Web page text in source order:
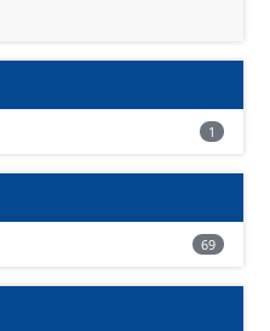
1
69